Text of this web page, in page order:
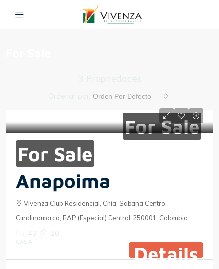
Orden Por Defecto
For Sale
For Sale
Anapoima
Vivenza Club Residencial, Chía, Sabana Centro,
Cundinamarca, RAP (Especial) Central, 250001, Colombia
43 20
CASA
Details